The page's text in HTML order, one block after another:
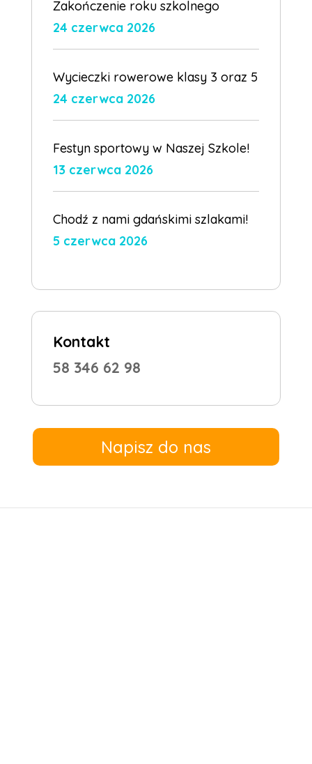
Zakończenie roku szkolnego
24 czerwca 2026
Wycieczki rowerowe klasy 3 oraz 5
24 czerwca 2026
Festyn sportowy w Naszej Szkole!
13 czerwca 2026
Chodź z nami gdańskimi szlakami!
5 czerwca 2026
Kontakt
58 346 62 98
Napisz do nas